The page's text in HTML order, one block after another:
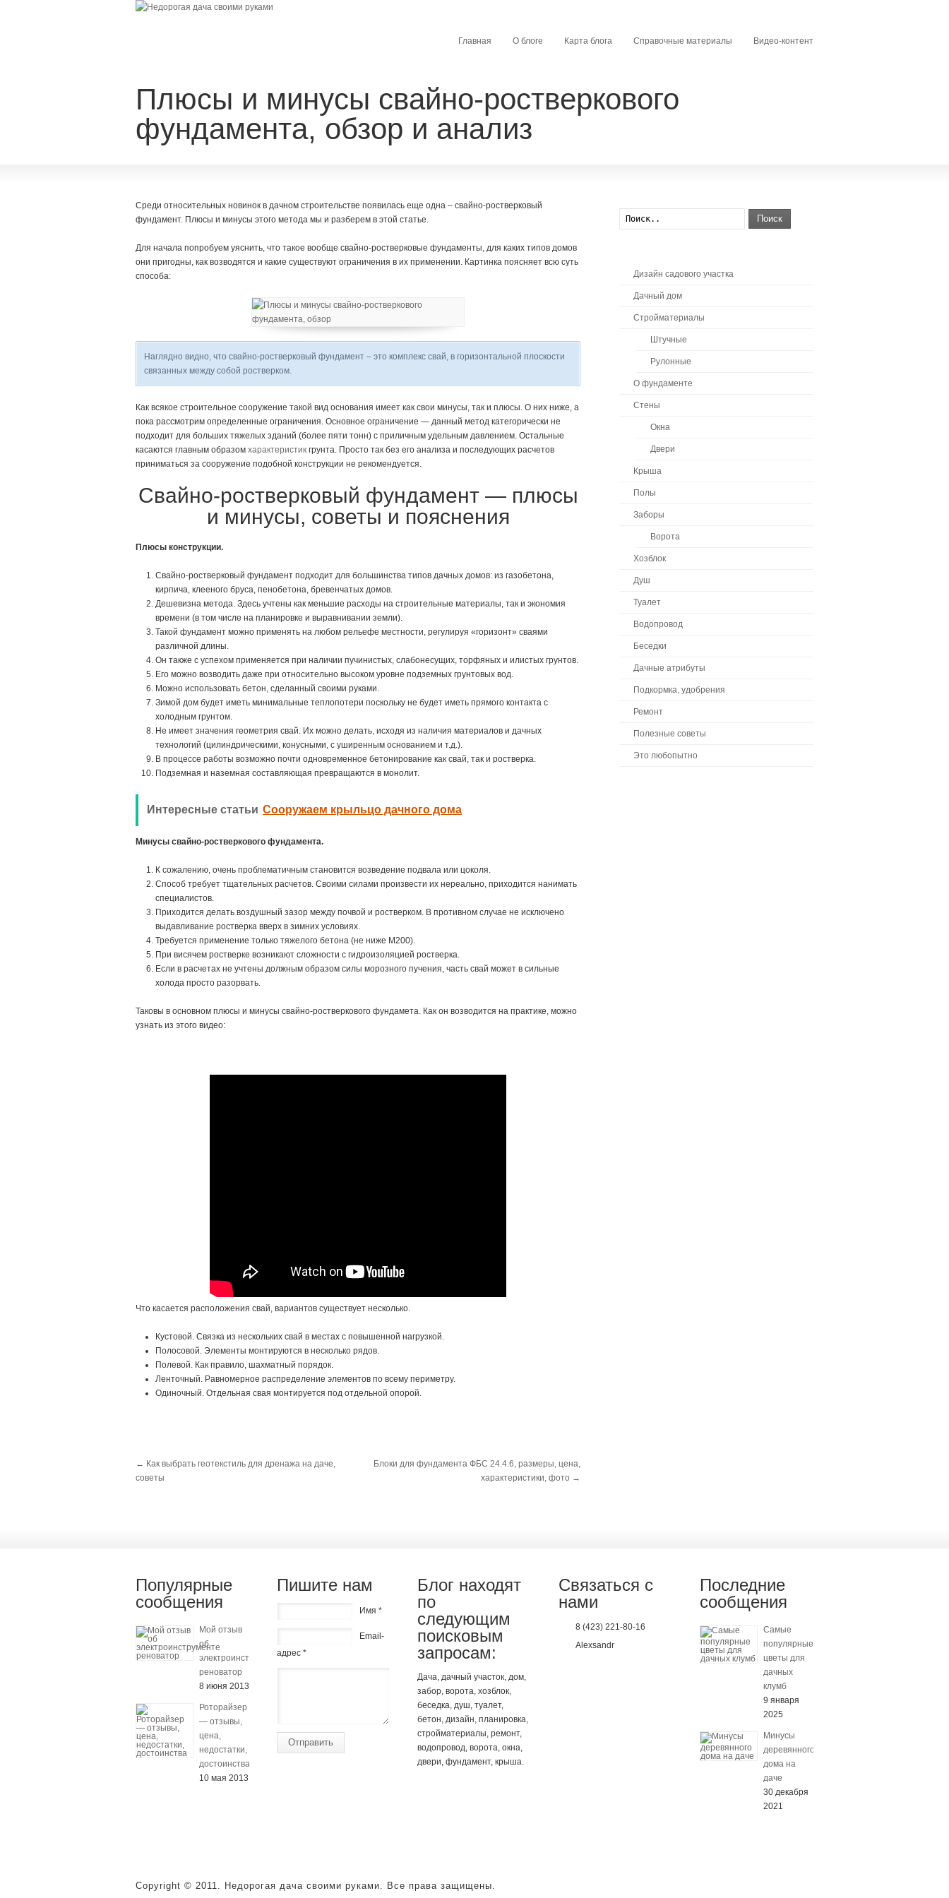
Главная О блоге Карта блога Справочные материалы Видео-контент
Плюсы и минусы свайно-ростверкового
фундамента, обзор и анализ
Среди относительных новинок в дачном строительстве появилась еще одна – свайно-ростверковый
фундамент. Плюсы и минусы этого метода мы и разберем в этой статье.
Для начала попробуем уяснить, что такое вообще свайно-ростверковые фундаменты, для каких типов домов
они пригодны, как возводятся и какие существуют ограничения в их применении. Картинка поясняет всю суть
способа:
Наглядно видно, что свайно-ростверковый фундамент – это комплекс свай, в горизонтальной плоскости
связанных между собой ростверком.
Как всякое строительное сооружение такой вид основания имеет как свои минусы, так и плюсы. О них ниже, а
пока рассмотрим определенные ограничения. Основное ограничение — данный метод категорически не
подходит для больших тяжелых зданий (более пяти тонн) с приличным удельным давлением. Остальные
касаются главным образом характеристик грунта. Просто так без его анализа и последующих расчетов
приниматься за сооружение подобной конструкции не рекомендуется.
Свайно-ростверковый фундамент — плюсы
и минусы, советы и пояснения
Плюсы конструкции.
Свайно-ростверковый фундамент подходит для большинства типов дачных домов: из газобетона,
кирпича, клееного бруса, пенобетона, бревенчатых домов.
Дешевизна метода. Здесь учтены как меньшие расходы на строительные материалы, так и экономия
времени (в том числе на планировке и выравнивании земли).
Такой фундамент можно применять на любом рельефе местности, регулируя «горизонт» сваями
различной длины.
Он также с успехом применяется при наличии пучинистых, слабонесущих, торфяных и илистых грунтов.
Его можно возводить даже при относительно высоком уровне подземных грунтовых вод.
Можно использовать бетон, сделанный своими руками.
Зимой дом будет иметь минимальные теплопотери поскольку не будет иметь прямого контакта с
холодным грунтом.
Не имеет значения геометрия свай. Их можно делать, исходя из наличия материалов и дачных
технологий (цилиндрическими, конусными, с уширенным основанием и т.д.).
В процессе работы возможно почти одновременное бетонирование как свай, так и ростверка.
Подземная и наземная составляющая превращаются в монолит.
Интересные статьи Сооружаем крыльцо дачного дома
Минусы свайно-ростверкового фундамента.
К сожалению, очень проблематичным становится возведение подвала или цоколя.
Способ требует тщательных расчетов. Своими силами произвести их нереально, приходится нанимать
специалистов.
Приходится делать воздушный зазор между почвой и ростверком. В противном случае не исключено
выдавливание ростверка вверх в зимних условиях.
Требуется применение только тяжелого бетона (не ниже М200).
При висячем ростверке возникают сложности с гидроизоляцией ростверка.
Если в расчетах не учтены должным образом силы морозного пучения, часть свай может в сильные
холода просто разорвать.
Таковы в основном плюсы и минусы свайно-ростверкового фундамета. Как он возводится на практике, можно
узнать из этого видео:
Что касается расположения свай, вариантов существует несколько.
Кустовой. Связка из нескольких свай в местах с повышенной нагрузкой.
Полосовой. Элементы монтируются в несколько рядов.
Полевой. Как правило, шахматный порядок.
Ленточный. Равномерное распределение элементов по всему периметру.
Одиночный. Отдельная свая монтируется под отдельной опорой.
← Как выбрать геотекстиль для дренажа на даче,
советы
Блоки для фундамента ФБС 24.4.6, размеры, цена,
характеристики, фото →
Поиск
Дизайн садового участка
Дачный дом
Стройматериалы
Штучные
Рулонные
О фундаменте
Стены
Окна
Двери
Крыша
Полы
Заборы
Ворота
Хозблок
Душ
Туалет
Водопровод
Беседки
Дачные атрибуты
Подкормка, удобрения
Ремонт
Полезные советы
Это любопытно
Популярные
сообщения
Мой отзыв
об
электроинструменте
реноватор
8 июня 2013
Роторайзер
— отзывы,
цена,
недостатки,
достоинства
10 мая 2013
Пишите нам
Имя *
Email-
адрес *
Отправить
Блог находят
по
следующим
поисковым
запросам:
Дача, дачный участок, дом,
забор, ворота, хозблок,
беседка, душ, туалет,
бетон, дизайн, планировка,
стройматериалы, ремонт,
водопровод, ворота, окна,
двери, фундамент, крыша.
Связаться с
нами
8 (423) 221-80-16
Alexsandr
Последние
сообщения
Самые
популярные
цветы для
дачных
клумб
9 января
2025
Минусы
деревянного
дома на
даче
30 декабря
2021
Copyright © 2011. Недорогая дача своими руками. Все права защищены.